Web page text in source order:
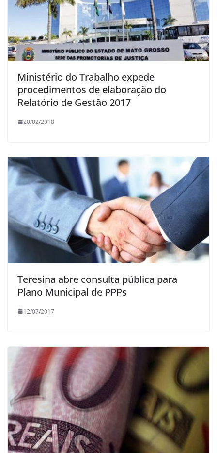
Ministério do Trabalho expede
procedimentos de elaboração do
Relatório de Gestão 2017
20/02/2018
Teresina abre consulta pública para
Plano Municipal de PPPs
12/07/2017